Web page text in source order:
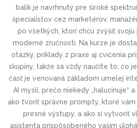
balík je navrhnutý pre široké
špecialistov cez marketérov,
po všetkých, ktorí chcú zvýšiť
moderné zručnosti. Na kurze je
otázky, príklady z praxe aj cvičenia
skupiny, takže sa vždy naučíte to, čo
časť je venovaná základom umelej
AI myslí, prečo niekedy „halucinuje“
ako tvoriť správne prompty, ktoré
presné výstupy, a ako si vytvoriť
asistenta prispôsobeného vašim